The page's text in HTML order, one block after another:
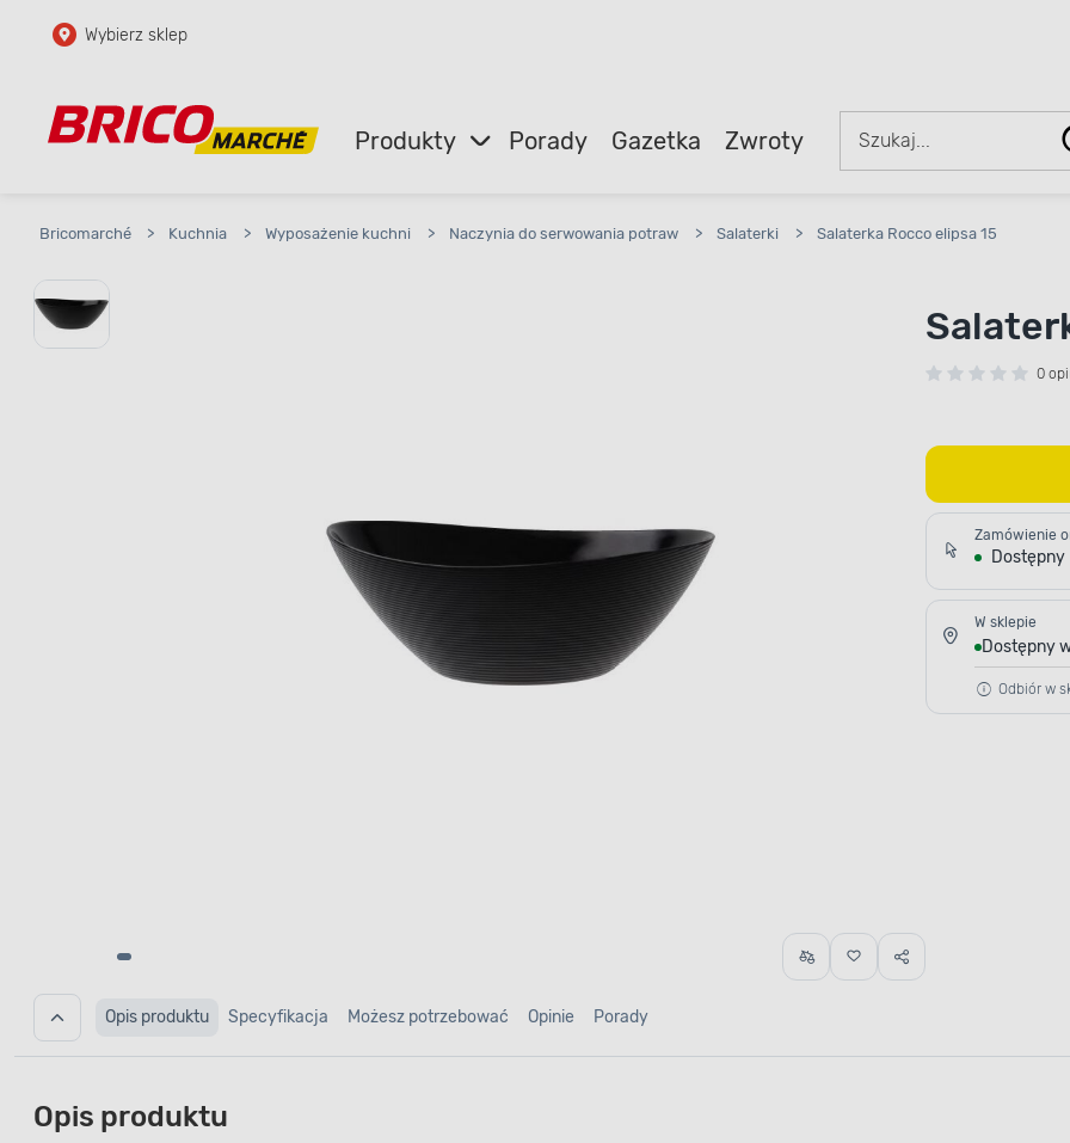
Przejdź do głównej zawartości
Przejdź do wyszukiwarki
Wybierz sklep
Produkty Porady Gazetka Zwroty
Bricomarché > Kuchnia > Wyposażenie kuchni > Naczynia do serwowania potraw > Salaterki > Salaterka Rocco elipsa 15
0
Zamówienie
Dostępny
W sklepie
Dostępny
Odbiór w
Opis produktu Specyfikacja Możesz potrzebować Opinie Porady
Opis produktu